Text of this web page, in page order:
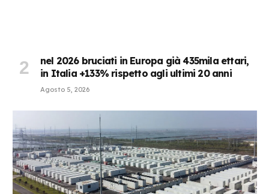
nel 2026 bruciati in Europa già 435mila ettari,
in Italia +133% rispetto agli ultimi 20 anni
Agosto 5, 2026